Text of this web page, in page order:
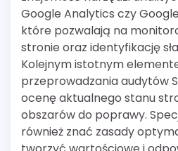
Google Analytics czy
które pozwalają na
stronie oraz identyfikację
Kolejnym istotnym
przeprowadzania audytów
ocenę aktualnego stanu
obszarów do poprawy.
również znać zasady